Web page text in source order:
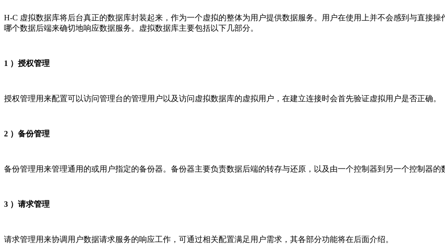
H-C 虚拟数据库将后台真正的数据库封装起来，作为一个虚拟的整体为用户提供数据服务。用户在使用上并不会感到与直接
哪个数据后端来确切地响应数据服务。虚拟数据库主要包括以下几部分。
1 ）授权管理
授权管理用来配置可以访问管理台的管理用户以及访问虚拟数据库的虚拟用户，在建立连接时会首先验证虚拟用户是否正确。
2 ）备份管理
备份管理用来管理通用的或用户指定的备份器。备份器主要负责数据后端的转存与还原，以及由一个控制器到另一个控制器的
3 ）请求管理
请求管理用来协调用户数据请求服务的响应工作，可通过相关配置满足用户需求，其各部分功能将在后面介绍。